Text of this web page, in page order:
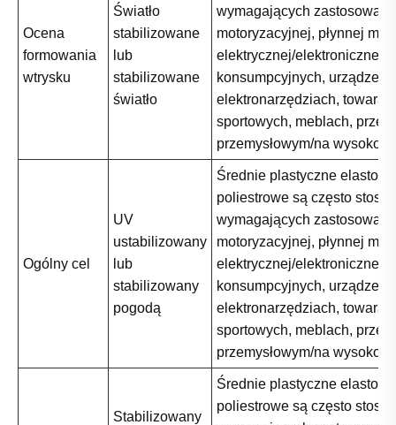
Ocena
formowania
wtrysku
Światło
stabilizowane
lub
stabilizowane
światło
wymagających
motoryzacyjnej, płynnej
elektrycznej/elektronicznej,
konsumpcyjnych, urządzeń i
elektronarzędziach,
sportowych, meblach,
przemysłowym/na
Ogólny cel
UV
ustabilizowany
lub
stabilizowany
pogodą
Średnie plastyczne
poliestrowe są często
wymagających
motoryzacyjnej, płynnej
elektrycznej/elektronicznej,
konsumpcyjnych, urządzeń i
elektronarzędziach,
sportowych, meblach,
przemysłowym/na
Stabilizowany
Średnie plastyczne
poliestrowe są często